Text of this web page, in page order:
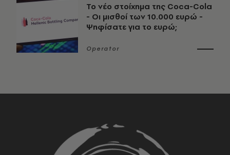
Το νέο στοίχημα της Coca-Cola
- Οι μισθοί των 10.000 ευρώ -
Ψηφίσατε για το ευρώ;
Operator